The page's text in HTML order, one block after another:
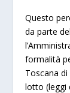
Questo
da parte
formalità
Toscana
lotto (leggi